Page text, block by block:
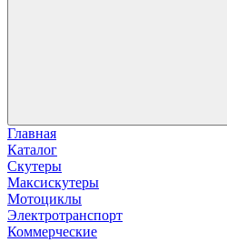
Главная
Каталог
Скутеры
Максискутеры
Мотоциклы
Электротранспорт
Коммерческие